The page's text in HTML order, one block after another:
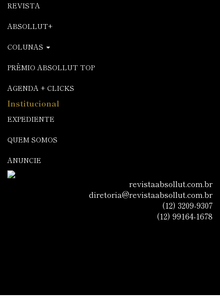
REVISTA
ABSOLLUT+
COLUNAS
PRÊMIO ABSOLLUT TOP
AGENDA + CLICKS
Institucional
EXPEDIENTE
QUEM SOMOS
ANUNCIE
revistaabsollut.com.br
diretoria@revistaabsollut.com.br
(12) 3209-9307
(12) 99164-1678